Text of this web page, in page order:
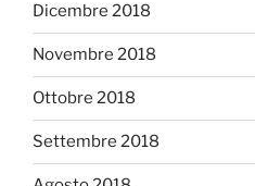
Dicembre 2018
Novembre 2018
Ottobre 2018
Settembre 2018